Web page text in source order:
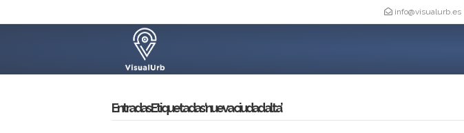
info@visualurb.es
Entradas Etiquetadas ‘nueva ciudad alta’